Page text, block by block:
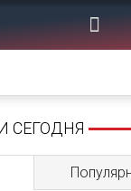
СЕГОДНЯ